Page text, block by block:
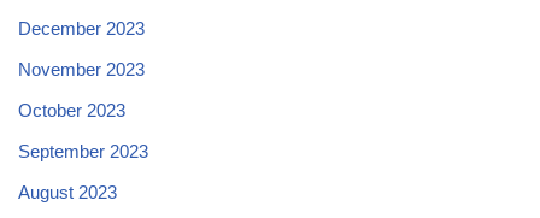
December 2023
November 2023
October 2023
September 2023
August 2023